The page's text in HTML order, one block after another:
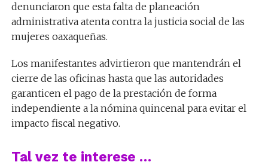
denunciaron que esta falta de planeación
administrativa atenta contra la justicia social de las
mujeres oaxaqueñas.
Los manifestantes advirtieron que mantendrán el
cierre de las oficinas hasta que las autoridades
garanticen el pago de la prestación de forma
independiente a la nómina quincenal para evitar el
impacto fiscal negativo.
Tal vez te interese …